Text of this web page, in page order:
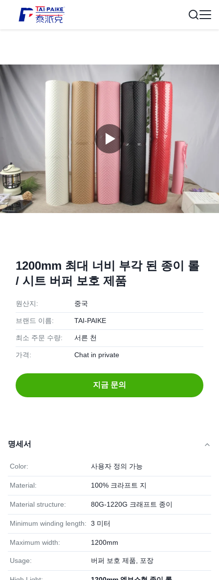
1200mm 최대 너비 부각 된 종이 롤
/ 시트 버퍼 보호 제품
원산지: 중국
브랜드 이름: TAI-PAIKE
최소 주문 수량: 서른 천
가격: Chat in private
지금 문의
명세서
Color: 사용자 정의 가능
Material: 100% 크라프트 지
Material structure: 80G-1220G 크래프트 종이
Minimum winding length: 3 미터
Maximum width: 1200mm
Usage: 버퍼 보호 제품, 포장